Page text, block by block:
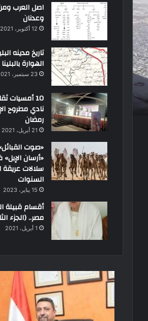
اصل العرب
وعدنان
12 أكتوبر، 2021
تاريخ مدينه
الهوارة بالبلينا
23 سبتمبر، 2021
10 أمسيات
نادي مطروح
رمضان
21 أبريل، 2021
«صوت
«أرسان
سلالات
السنوات
15 يناير، 2023
أقسام قبيلة
مصر.. (الجزء
1 أبريل، 2021